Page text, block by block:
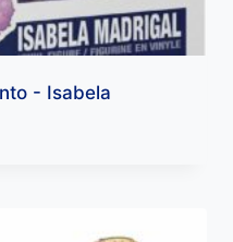
- Isabela